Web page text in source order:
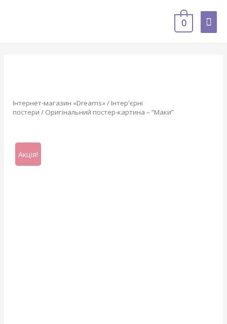
0
Акція!
Інтернет-магазин «Dreams»/ Інтер'єрні
постери / Оригінальний постер-картина – “Маки”